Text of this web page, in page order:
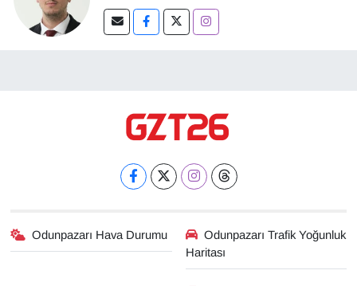
Odunpazarı Hava Durumu
Odunpazarı Trafik Yoğunluk
Haritası